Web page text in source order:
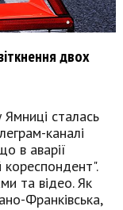
двох
сталась
каналі
в аварії
та відео. Як
Франківська,